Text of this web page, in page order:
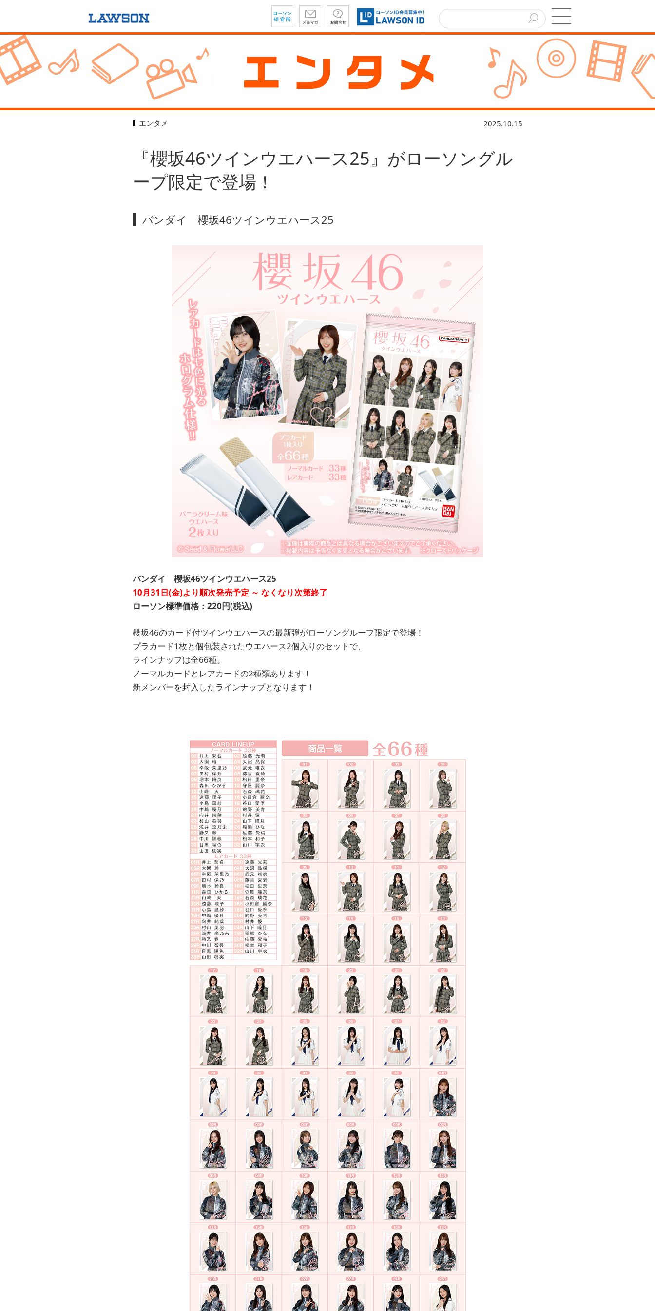
エンタメ 2025.10.15
『櫻坂46ツインウエハース25』がローソングル
ープ限定で登場！
バンダイ 櫻坂46ツインウエハース25
バンダイ 櫻坂46ツインウエハース25
10月31日(金)より順次発売予定 ～ なくなり次第終了
ローソン標準価格：220円(税込)
櫻坂46のカード付ツインウエハースの最新弾がローソングループ限定で登場！
プラカード1枚と個包装されたウエハース2個入りのセットで、
ラインナップは全66種。
ノーマルカードとレアカードの2種類あります！
新メンバーを封入したラインナップとなります！